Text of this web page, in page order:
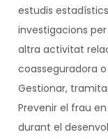
estudis
investigacions
altra activitat
coasseguradora
Gestionar,
Prevenir el frau
durant el